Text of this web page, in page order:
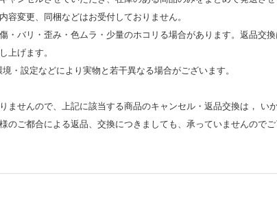
容変更、同梱などはお受付しておりません。
・バリ・歪み・色ムラ・少量のホコリる場合があります。返品交
上げます。
・設定などにより実物と若⼲異なる場合がございます。
ませんので、上記に該当する商品のキャンセル・返品交換は， い
のご都合による返品、交換につきましても、承っていませんので